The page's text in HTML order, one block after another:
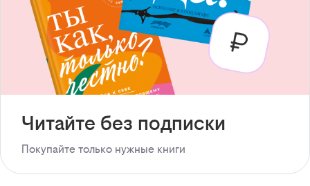
Читайте без подписки
Покупайте только нужные книги